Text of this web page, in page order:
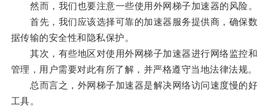
然而，我们也要注意一些使用外网梯子加速器的风险。
首先，我们应该选择可靠的加速器服务提供商，确保数
据传输的安全性和隐私保护。
其次，有些地区对使用外网梯子加速器进行网络监控和
管理，用户需要对此有所了解，并严格遵守当地法律法规。
总而言之，外网梯子加速器是解决网络访问速度慢的好
工具。